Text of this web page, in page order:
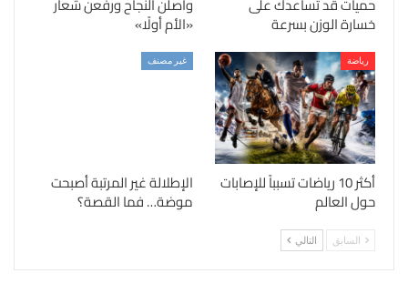
خسارة الوزن بسرعة «الأم أولًا»
رياضة
أكثر 10 رياضات تسبباً للإصابات
حول العالم
غير مصنف
الإطلالة غير المرتبة أصبحت
موضة… فما القصة؟
السابق التالي